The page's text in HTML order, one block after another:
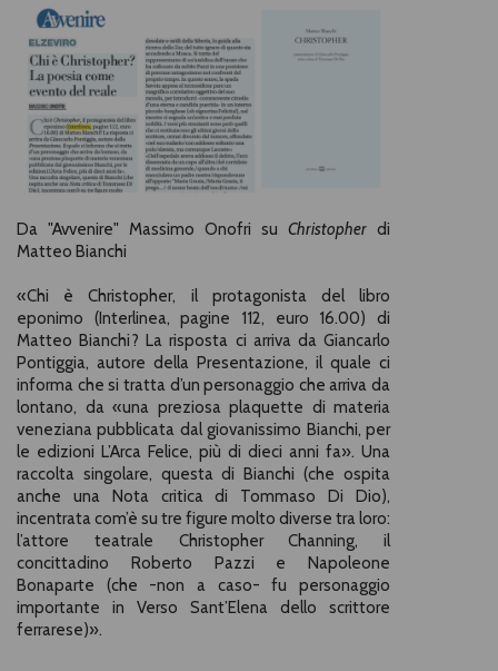
Da "Avvenire" Massimo Onofri su Christopher di
Matteo Bianchi
«Chi è Christopher, il protagonista del libro
eponimo (Interlinea, pagine 112, euro 16.00) di
Matteo Bianchi? La risposta ci arriva da Giancarlo
Pontiggia, autore della Presentazione, il quale ci
informa che si tratta d’un personaggio che arriva da
lontano, da «una preziosa plaquette di materia
veneziana pubblicata dal giovanissimo Bianchi, per
le edizioni L’Arca Felice, più di dieci anni fa». Una
raccolta singolare, questa di Bianchi (che ospita
anche una Nota critica di Tommaso Di Dio),
incentrata com’è su tre figure molto diverse tra loro:
l’attore teatrale Christopher Channing, il
concittadino Roberto Pazzi e Napoleone
Bonaparte (che -non a caso- fu personaggio
importante in Verso Sant’Elena dello scrittore
ferrarese)».